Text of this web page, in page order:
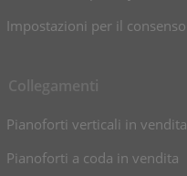
Impostazioni per il consenso
Pianoforti verticali in vendita
Pianoforti a coda in vendita